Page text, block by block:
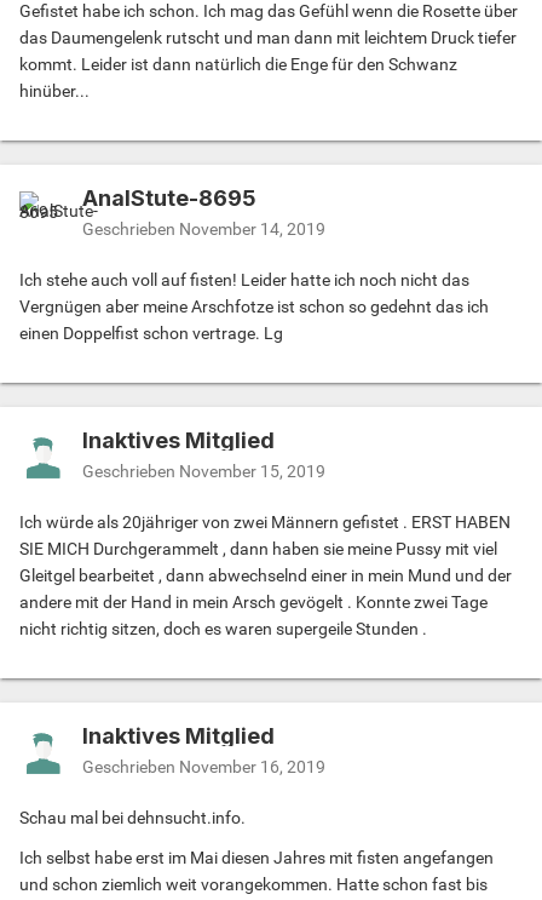
Gefistet habe ich schon. Ich mag das Gefühl wenn die Rosette über
das Daumengelenk rutscht und man dann mit leichtem Druck tiefer
kommt. Leider ist dann natürlich die Enge für den Schwanz
hinüber...
AnalStute-8695
Geschrieben November 14, 2019
Ich stehe auch voll auf fisten! Leider hatte ich noch nicht das
Vergnügen aber meine Arschfotze ist schon so gedehnt das ich
einen Doppelfist schon vertrage. Lg
Inaktives Mitglied
Geschrieben November 15, 2019
Ich würde als 20jähriger von zwei Männern gefistet . ERST HABEN
SIE MICH Durchgerammelt , dann haben sie meine Pussy mit viel
Gleitgel bearbeitet , dann abwechselnd einer in mein Mund und der
andere mit der Hand in mein Arsch gevögelt . Konnte zwei Tage
nicht richtig sitzen, doch es waren supergeile Stunden .
Inaktives Mitglied
Geschrieben November 16, 2019
Schau mal bei dehnsucht.info.
Ich selbst habe erst im Mai diesen Jahres mit fisten angefangen
und schon ziemlich weit vorangekommen. Hatte schon fast bis